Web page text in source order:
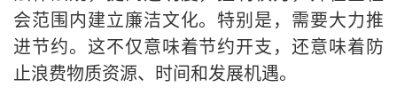
会范围内建立廉洁文化。特别是，需要大力推
进节约。这不仅意味着节约开支，还意味着防
止浪费物质资源、时间和发展机遇。